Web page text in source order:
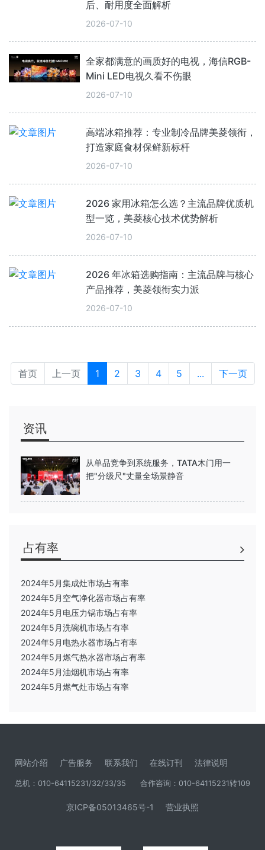
后、耐用度全面解析
2026-07-10
全家都满意的画质好的电视，海信RGB-
Mini LED电视久看不伤眼
2026-07-10
高端冰箱推荐：专业制冷品牌美菱领衔，
打造家庭食材保鲜新标杆
2026-07-10
2026 家用冰箱怎么选？主流品牌优质机
型一览，美菱核心技术优势解析
2026-07-10
2026 年冰箱选购指南：主流品牌与核心
产品推荐，美菱领衔实力派
2026-07-10
首页 上一页 1 2 3 4 5 ... 下一页
资讯
从单品竞争到系统服务，TATA木门用一
把"分级尺"丈量全场景静音
占有率
2024年5月集成灶市场占有率
2024年5月空气净化器市场占有率
2024年5月电压力锅市场占有率
2024年5月洗碗机市场占有率
2024年5月电热水器市场占有率
2024年5月燃气热水器市场占有率
2024年5月油烟机市场占有率
2024年5月燃气灶市场占有率
网站介绍 广告服务 联系我们 在线订刊 法律说明
总机：010-64115231/32/33/35 合作咨询：010-64115231转109
京ICP备05013465号-1 营业执照